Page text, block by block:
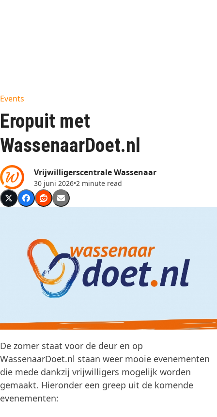
Events
Eropuit met
WassenaarDoet.nl
Vrijwilligerscentrale Wassenaar
30 juni 2026•2 minute read
De zomer staat voor de deur en op
WassenaarDoet.nl staan weer mooie evenementen
die mede dankzij vrijwilligers mogelijk worden
gemaakt. Hieronder een greep uit de komende
evenementen: